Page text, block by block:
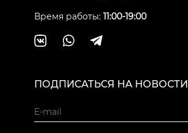
Время работы: 11:00-19:00
ПОДПИСАТЬСЯ НА НОВОСТИ